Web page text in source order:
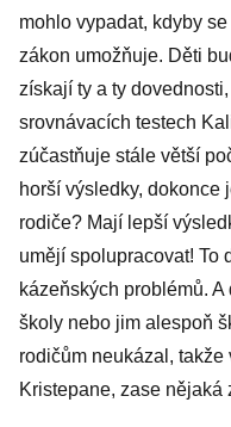
mohlo vypadat, kdyby
zákon umožňuje. Děti
získají ty a ty
srovnávacích testech
zúčastňuje stále větší
horší výsledky, dokonce
rodiče? Mají lepší
umějí spolupracovat! To
kázeňských problémů.
školy nebo jim alespoň
rodičům neukázal,
Kristepane, zase nějaká